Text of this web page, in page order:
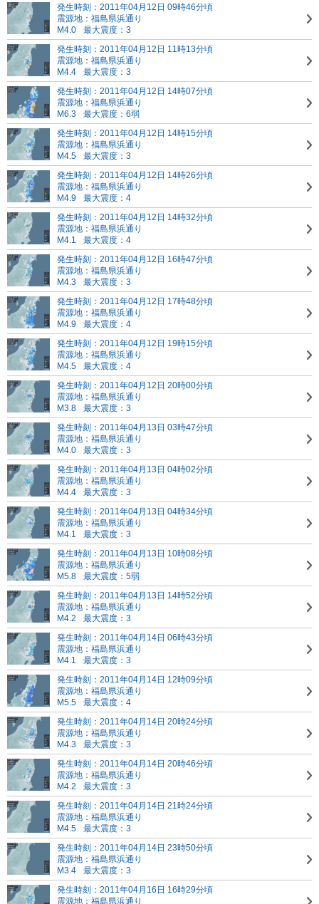
発生時刻：2011年04月12日 09時46分頃
震源地：福島県浜通り
M4.0
最大震度：3
発生時刻：2011年04月12日 11時13分頃
震源地：福島県浜通り
M4.4
最大震度：3
発生時刻：2011年04月12日 14時07分頃
震源地：福島県浜通り
M6.3
最大震度：6弱
発生時刻：2011年04月12日 14時15分頃
震源地：福島県浜通り
M4.5
最大震度：3
発生時刻：2011年04月12日 14時26分頃
震源地：福島県浜通り
M4.9
最大震度：4
発生時刻：2011年04月12日 14時32分頃
震源地：福島県浜通り
M4.1
最大震度：4
発生時刻：2011年04月12日 16時47分頃
震源地：福島県浜通り
M4.3
最大震度：3
発生時刻：2011年04月12日 17時48分頃
震源地：福島県浜通り
M4.9
最大震度：4
発生時刻：2011年04月12日 19時15分頃
震源地：福島県浜通り
M4.5
最大震度：4
発生時刻：2011年04月12日 20時00分頃
震源地：福島県浜通り
M3.8
最大震度：3
発生時刻：2011年04月13日 03時47分頃
震源地：福島県浜通り
M4.0
最大震度：3
発生時刻：2011年04月13日 04時02分頃
震源地：福島県浜通り
M4.4
最大震度：3
発生時刻：2011年04月13日 04時34分頃
震源地：福島県浜通り
M4.1
最大震度：3
発生時刻：2011年04月13日 10時08分頃
震源地：福島県浜通り
M5.8
最大震度：5弱
発生時刻：2011年04月13日 14時52分頃
震源地：福島県浜通り
M4.2
最大震度：3
発生時刻：2011年04月14日 06時43分頃
震源地：福島県浜通り
M4.1
最大震度：3
発生時刻：2011年04月14日 12時09分頃
震源地：福島県浜通り
M5.5
最大震度：4
発生時刻：2011年04月14日 20時24分頃
震源地：福島県浜通り
M4.3
最大震度：3
発生時刻：2011年04月14日 20時46分頃
震源地：福島県浜通り
M4.2
最大震度：3
発生時刻：2011年04月14日 21時24分頃
震源地：福島県浜通り
M4.5
最大震度：3
発生時刻：2011年04月14日 23時50分頃
震源地：福島県浜通り
M3.4
最大震度：3
発生時刻：2011年04月16日 16時29分頃
震源地：福島県浜通り